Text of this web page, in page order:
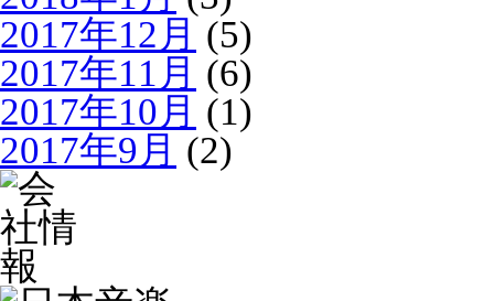
2017年12月 (5)
2017年11月 (6)
2017年10月 (1)
2017年9月 (2)